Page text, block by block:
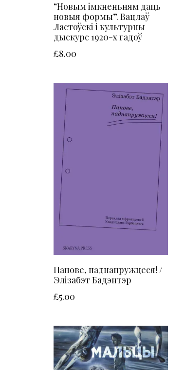
“Новым імкненьням даць
новыя формы”. Вацлаў
Ластоўскі і культурны
дыскурс 1920-х гадоў
£8.00
Панове, паднапружцеся! /
Элізабэт Бадэнтэр
£5.00